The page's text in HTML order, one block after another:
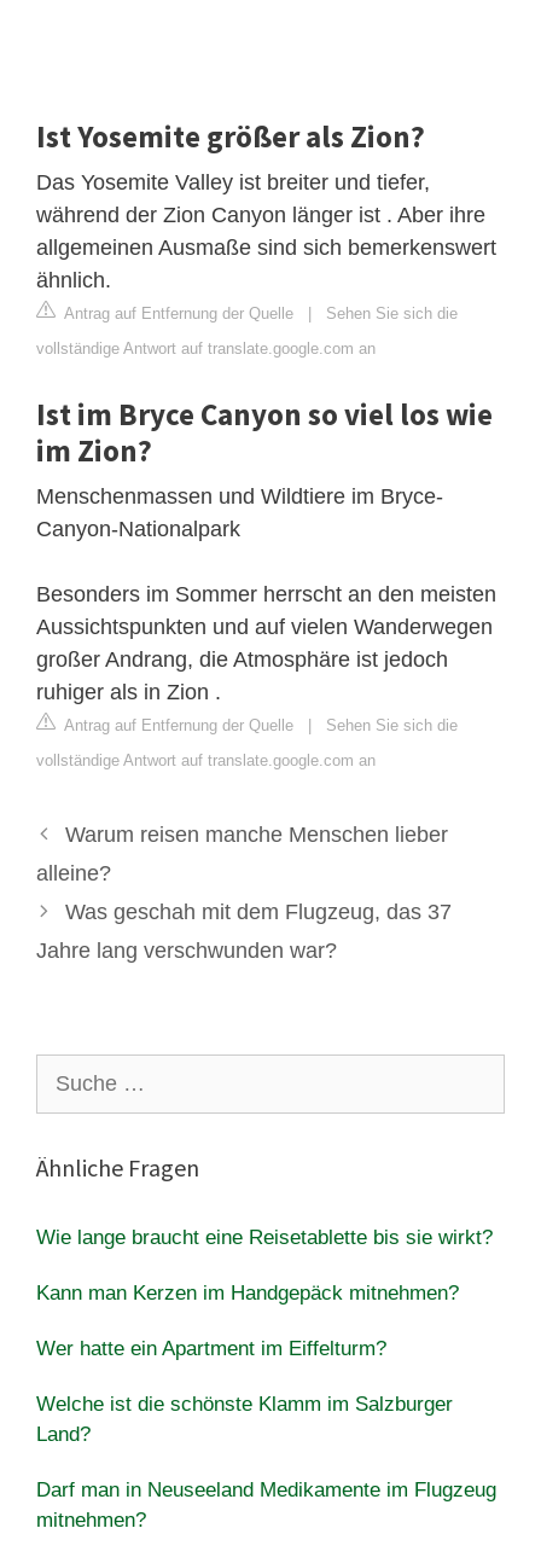
Ist Yosemite größer als Zion?
Das Yosemite Valley ist breiter und tiefer,
während der Zion Canyon länger ist . Aber ihre
allgemeinen Ausmaße sind sich bemerkenswert
ähnlich.
Antrag auf Entfernung der Quelle | Sehen Sie sich die
vollständige Antwort auf translate.google.com an
Ist im Bryce Canyon so viel los wie
im Zion?
Menschenmassen und Wildtiere im Bryce-
Canyon-Nationalpark
Besonders im Sommer herrscht an den meisten
Aussichtspunkten und auf vielen Wanderwegen
großer Andrang, die Atmosphäre ist jedoch
ruhiger als in Zion .
Antrag auf Entfernung der Quelle | Sehen Sie sich die
vollständige Antwort auf translate.google.com an
Warum reisen manche Menschen lieber
alleine?
Was geschah mit dem Flugzeug, das 37
Jahre lang verschwunden war?
nach:
Ähnliche Fragen
Wie lange braucht eine Reisetablette bis sie wirkt?
Kann man Kerzen im Handgepäck mitnehmen?
Wer hatte ein Apartment im Eiffelturm?
Welche ist die schönste Klamm im Salzburger
Land?
Darf man in Neuseeland Medikamente im Flugzeug
mitnehmen?